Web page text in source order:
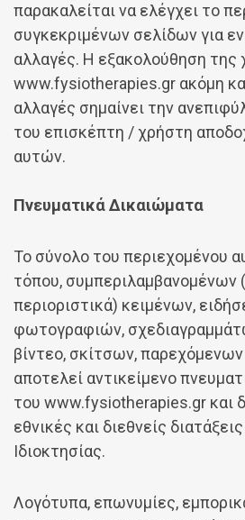
παρακαλείται να ελέγχει το
συγκεκριμένων σελίδων για
αλλαγές. Η εξακολούθηση της
www.fysiotherapies.gr ακόμη
αλλαγές σημαίνει την
του επισκέπτη / χρήστη
αυτών.
Πνευματικά Δικαιώματα
Το σύνολο του περιεχομένου
τόπου, συμπεριλαμβανομένων
περιοριστικά) κειμένων,
φωτογραφιών,
βίντεο, σκίτσων,
αποτελεί αντικείμενο
του www.fysiotherapies.gr και
εθνικές και διεθνείς
Ιδιοκτησίας.
Λογότυπα, επωνυμίες,